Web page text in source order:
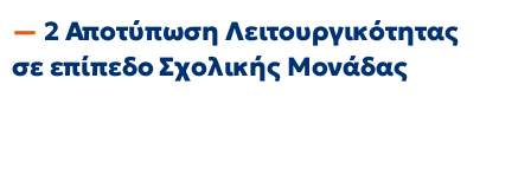
2 Αποτύπωση Λειτουργικότητας
σε επίπεδο Σχολικής Μονάδας